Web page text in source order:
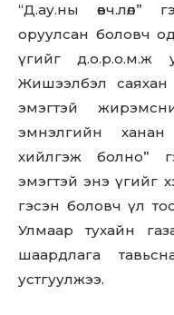
“Д.ау.ны өвч.лөл”
оруулсан боловч
үгийг д.о.р.о.м.ж
Жишээлбэл
эмэгтэй
эмнэлгийн
хийлгэж болно”
эмэгтэй энэ үгийг
гэсэн боловч үл
Улмаар тухайн
шаардлага
устгуулжээ.